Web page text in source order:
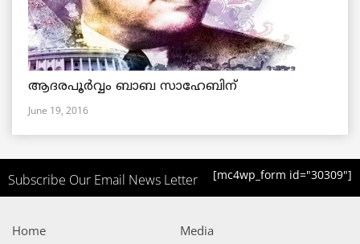
ആദരപൂര്‍വ്വം ബാബ സാഹേബിന്
June 19, 2016
Subscribe Our Email News Letter [mc4wp_form id="30309"]
Home
Media